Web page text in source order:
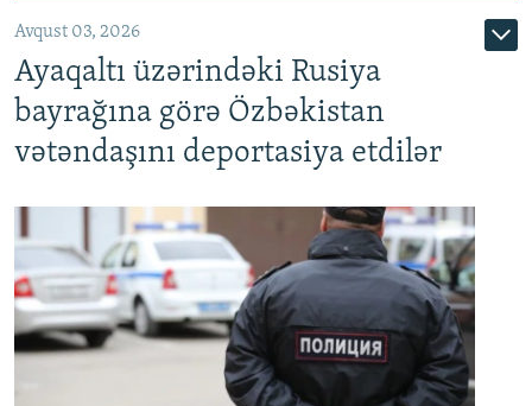
Avqust 03, 2026
Ayaqaltı üzərindəki Rusiya
bayrağına görə Özbəkistan
vətəndaşını deportasiya etdilər